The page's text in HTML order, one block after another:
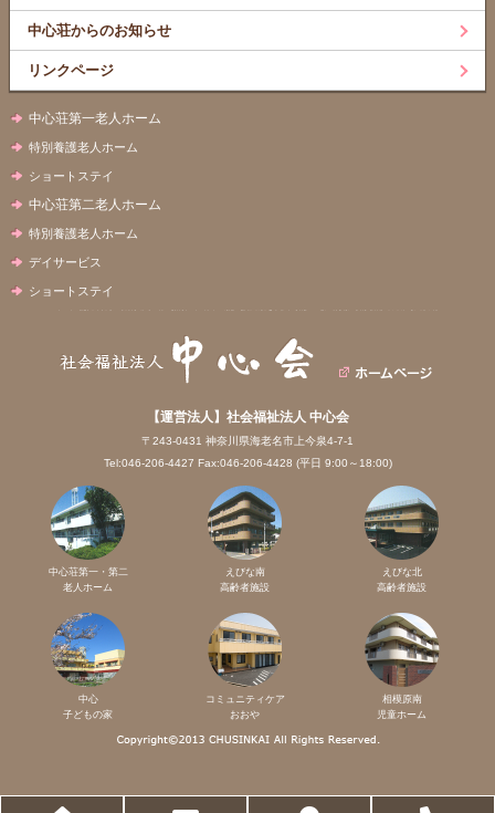
中心荘からのお知らせ
リンクページ
中心荘第一老人ホーム
特別養護老人ホーム
ショートステイ
中心荘第二老人ホーム
特別養護老人ホーム
デイサービス
ショートステイ
【運営法人】社会福祉法人 中心会
〒243-0431 神奈川県海老名市上今泉4-7-1
Tel:046-206-4427 Fax:046-206-4428 (平日 9:00～18:00)
中心荘第一・第二
老人ホーム
えびな南
高齢者施設
えびな北
高齢者施設
中心
子どもの家
コミュニティケア
おおや
相模原南
児童ホーム